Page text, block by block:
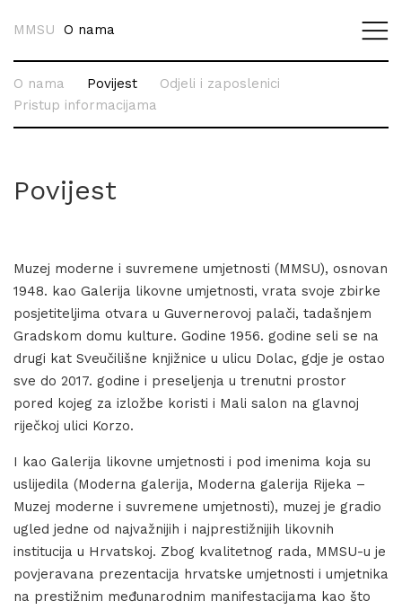
MMSU O nama
O nama Povijest
Odjeli i zaposlenici
Pristup informacijama
Povijest
Muzej moderne i suvremene umjetnosti (MMSU), osnovan
1948. kao Galerija likovne umjetnosti, vrata svoje zbirke
posjetiteljima otvara u Guvernerovoj palači, tadašnjem
Gradskom domu kulture. Godine 1956. godine seli se na
drugi kat Sveučilišne knjižnice u ulicu Dolac, gdje je ostao
sve do 2017. godine i preseljenja u trenutni prostor
pored kojeg za izložbe koristi i Mali salon na glavnoj
riječkoj ulici Korzo.
I kao Galerija likovne umjetnosti i pod imenima koja su
uslijedila (Moderna galerija, Moderna galerija Rijeka –
Muzej moderne i suvremene umjetnosti), muzej je gradio
ugled jedne od najvažnijih i najprestižnijih likovnih
institucija u Hrvatskoj. Zbog kvalitetnog rada, MMSU-u je
povjeravana prezentacija hrvatske umjetnosti i umjetnika
na prestižnim međunarodnim manifestacijama kao što